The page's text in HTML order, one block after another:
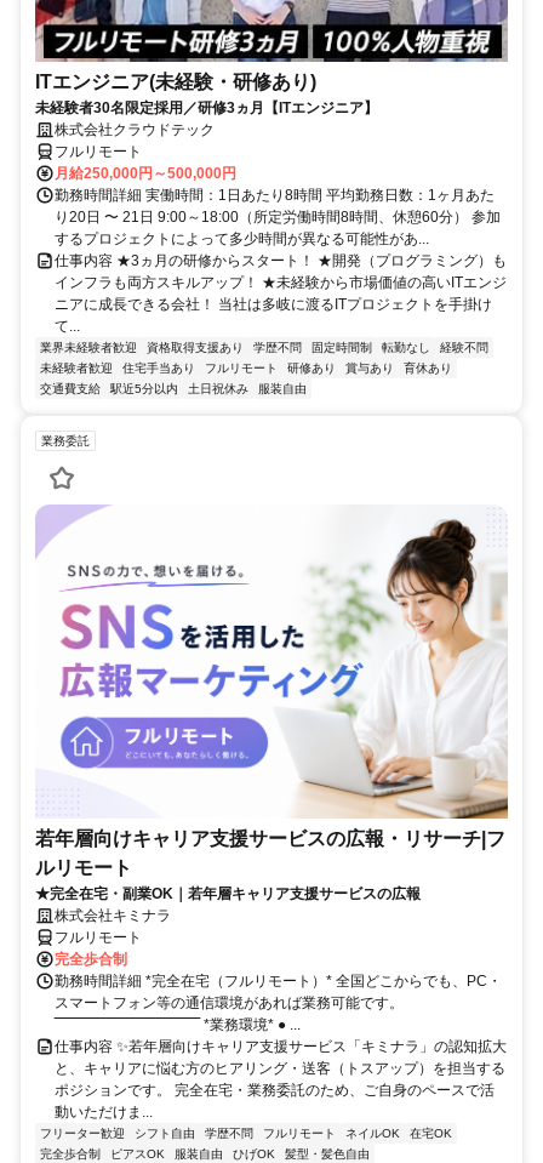
ITエンジニア(未経験・研修あり)
未経験者30名限定採用／研修3ヵ月【ITエンジニア】
株式会社クラウドテック
フルリモート
月給250,000円～500,000円
勤務時間詳細 実働時間：1日あたり8時間 平均勤務日数：1ヶ月あた
り20日 〜 21日 9:00～18:00（所定労働時間8時間、休憩60分） 参加
するプロジェクトによって多少時間が異なる可能性があ...
仕事内容 ★3ヵ月の研修からスタート！ ★開発（プログラミング）も
インフラも両方スキルアップ！ ★未経験から市場価値の高いITエンジ
ニアに成長できる会社！ 当社は多岐に渡るITプロジェクトを手掛け
て...
業界未経験者歓迎 資格取得支援あり 学歴不問 固定時間制 転勤なし
経験不問
未経験者歓迎
住宅手当あり フルリモート 研修あり 賞与あり
育休あり
交通費支給
駅近5分以内 土日祝休み 服装自由
業務委託
若年層向けキャリア支援サービスの広報・リサーチ|フ
ルリモート
★完全在宅・副業OK｜若年層キャリア支援サービスの広報
株式会社キミナラ
フルリモート
完全歩合制
勤務時間詳細 *完全在宅（フルリモート）* 全国どこからでも、PC・
スマートフォン等の通信環境があれば業務可能です。
‾‾‾‾‾‾‾‾‾‾‾‾‾‾‾‾‾‾‾‾‾‾‾‾‾‾‾‾‾‾ *業務環境* ● ...
仕事内容 ✨若年層向けキャリア支援サービス「キミナラ」の認知拡大
と、キャリアに悩む方のヒアリング・送客（トスアップ）を担当する
ポジションです。 完全在宅・業務委託のため、ご自身のペースで活
動いただけま...
フリーター歓迎 シフト自由 学歴不問 フルリモート ネイルOK
在宅OK
完全歩合制
ピアスOK 服装自由 ひげOK 髪型・髪色自由